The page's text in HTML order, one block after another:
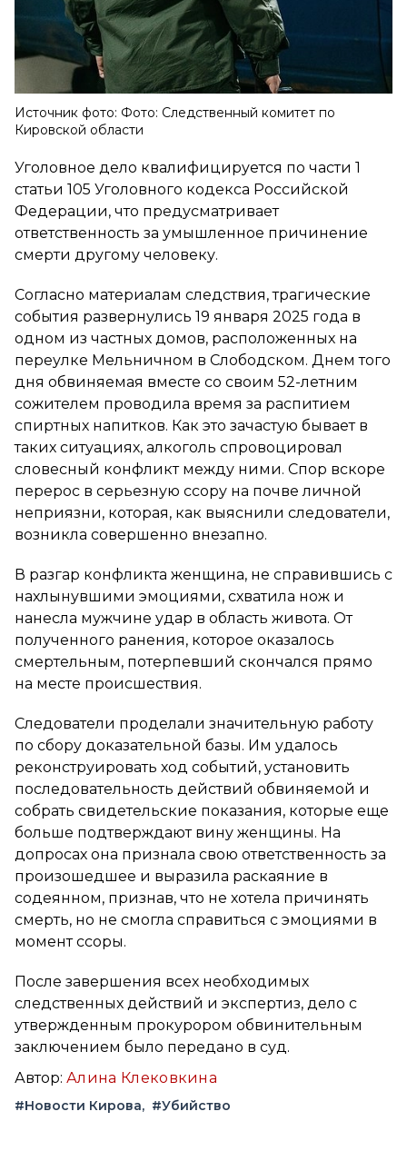
Источник фото: Фото: Следственный комитет по
Кировской области
Уголовное дело квалифицируется по части 1
статьи 105 Уголовного кодекса Российской
Федерации, что предусматривает
ответственность за умышленное причинение
смерти другому человеку.
Согласно материалам следствия, трагические
события развернулись 19 января 2025 года в
одном из частных домов, расположенных на
переулке Мельничном в Слободском. Днем того
дня обвиняемая вместе со своим 52-летним
сожителем проводила время за распитием
спиртных напитков. Как это зачастую бывает в
таких ситуациях, алкоголь спровоцировал
словесный конфликт между ними. Спор вскоре
перерос в серьезную ссору на почве личной
неприязни, которая, как выяснили следователи,
возникла совершенно внезапно.
В разгар конфликта женщина, не справившись с
нахлынувшими эмоциями, схватила нож и
нанесла мужчине удар в область живота. От
полученного ранения, которое оказалось
смертельным, потерпевший скончался прямо
на месте происшествия.
Следователи проделали значительную работу
по сбору доказательной базы. Им удалось
реконструировать ход событий, установить
последовательность действий обвиняемой и
собрать свидетельские показания, которые еще
больше подтверждают вину женщины. На
допросах она признала свою ответственность за
произошедшее и выразила раскаяние в
содеянном, признав, что не хотела причинять
смерть, но не смогла справиться с эмоциями в
момент ссоры.
После завершения всех необходимых
следственных действий и экспертиз, дело с
утвержденным прокурором обвинительным
заключением было передано в суд.
Автор: Алина Клековкина
#Новости Кирова #Убийство